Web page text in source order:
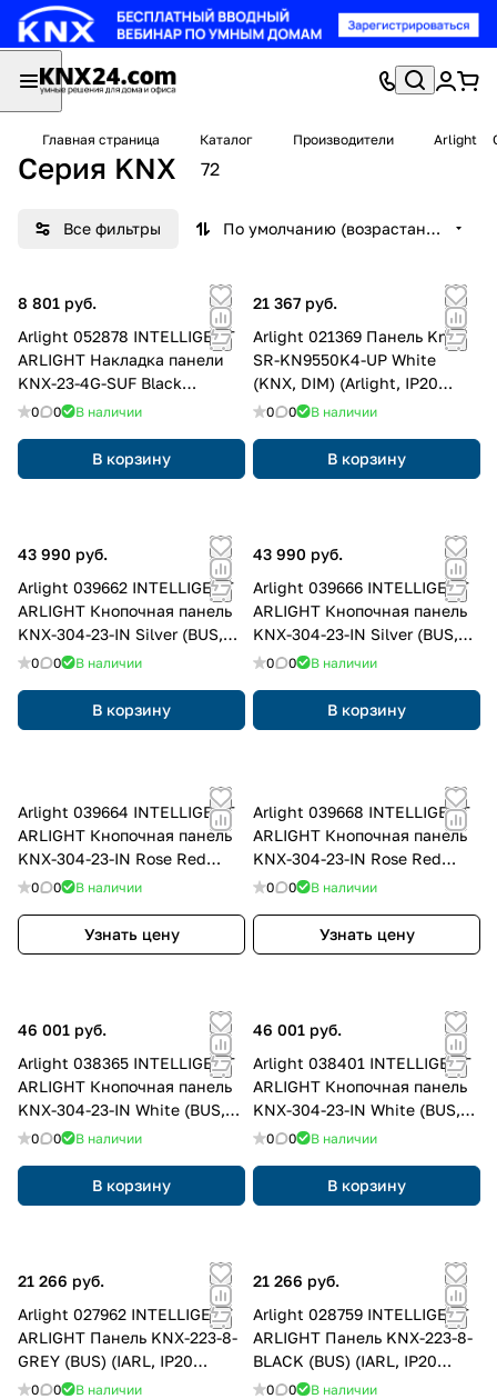
Главная страница Каталог Производители Arlight
Серия KNX 72
Все фильтры По умолчанию (возрастание)
8 801 руб.
Arlight 052878 INTELLIGENT
ARLIGHT Накладка панели
KNX-23-4G-SUF Black
(Backlightless) (IARL, IP20
0 0 В наличии
В корзину
21 367 руб.
Arlight 021369 Панель Knob
SR-KN9550K4-UP White
(KNX, DIM) (Arlight, IP20
Пластик, 3 года) 021369
0 0 В наличии
В корзину
43 990 руб.
Arlight 039662 INTELLIGENT
ARLIGHT Кнопочная панель
KNX-304-23-IN Silver (BUS,
Frameless) (IARL, IP20
0 0 В наличии
В корзину
43 990 руб.
Arlight 039666 INTELLIGENT
ARLIGHT Кнопочная панель
KNX-304-23-IN Silver (BUS,
Frame) (IARL, IP20 Металл, 2
0 0 В наличии
В корзину
Arlight 039664 INTELLIGENT
ARLIGHT Кнопочная панель
KNX-304-23-IN Rose Red
(BUS, Frameless) (IARL, IP20
0 0 В наличии
Узнать цену
Arlight 039668 INTELLIGENT
ARLIGHT Кнопочная панель
KNX-304-23-IN Rose Red
(BUS, Frame) (IARL, IP20
0 0 В наличии
Узнать цену
46 001 руб.
Arlight 038365 INTELLIGENT
ARLIGHT Кнопочная панель
KNX-304-23-IN White (BUS,
Frameless) (IARL, IP20
0 0 В наличии
В корзину
46 001 руб.
Arlight 038401 INTELLIGENT
ARLIGHT Кнопочная панель
KNX-304-23-IN White (BUS,
Frame) (IARL, IP20 Металл, 2
0 0 В наличии
В корзину
21 266 руб.
Arlight 027962 INTELLIGENT
ARLIGHT Панель KNX-223-8-
GREY (BUS) (IARL, IP20
Металл, 3 года) 027962
0 0 В наличии
21 266 руб.
Arlight 028759 INTELLIGENT
ARLIGHT Панель KNX-223-8-
BLACK (BUS) (IARL, IP20
Пластик, 3 года) 028759
0 0 В наличии